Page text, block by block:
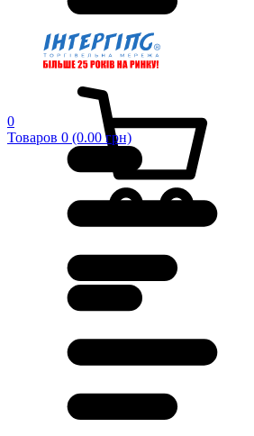
0
Товаров 0 (0.00 грн)